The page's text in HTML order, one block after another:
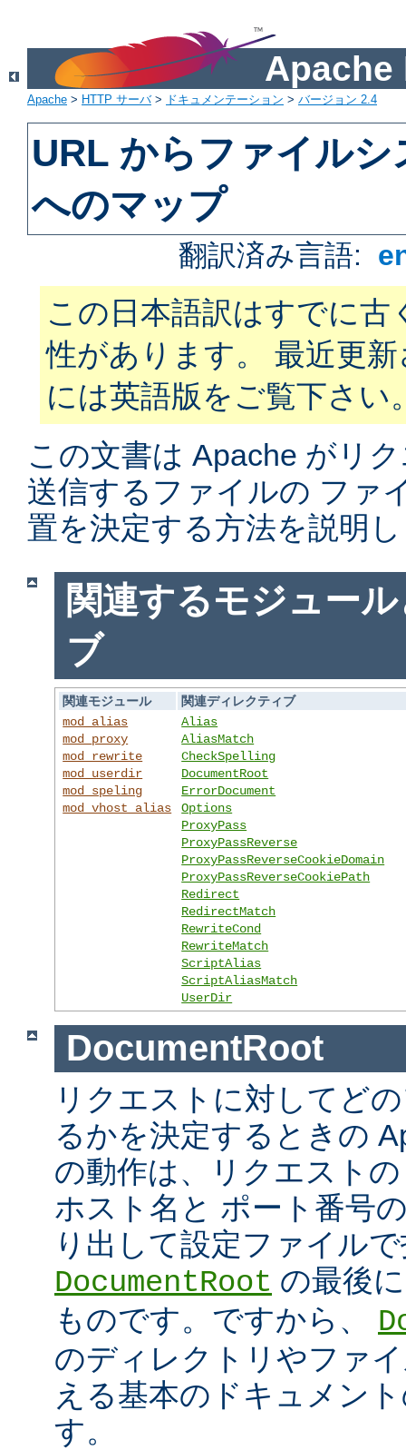
Apache
Apache > HTTP サーバ> ドキュメンテーション > バージョン 2.4
URL からファイル
へのマップ
翻訳済み言語:
この日本語訳はすでに古
性があります。 最近更
には英語版をご覧下さい
この文書は Apache がリ
送信するファイルの ファ
置を決定する方法を説明
関連するモジュー
ブ
関連モジュール
関連ディレクティブ
mod_alias
mod_proxy
mod_rewrite
mod_userdir
mod_speling
mod_vhost_alias
Alias
AliasMatch
CheckSpelling
DocumentRoot
ErrorDocument
Options
ProxyPass
ProxyPassReverse
ProxyPassReverseCookieDomain
ProxyPassReverseCookiePath
Redirect
RedirectMatch
RewriteCond
RewriteMatch
ScriptAlias
ScriptAliasMatch
UserDir
DocumentRoot
リクエストに対してど
るかを決定するときの
の動作は、リクエスト
ホスト名と ポート番号
り出して設定ファイル
DocumentRoot の最後
ものです。ですから、
のディレクトリやファ
える基本のドキュメン
す。